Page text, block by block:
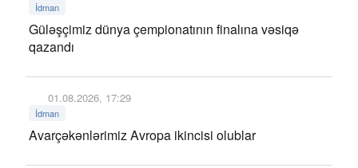
İdman
Güləşçimiz dünya çempionatının finalına vəsiqə
qazandı
01.08.2026, 17:29
İdman
Avarçəkənlərimiz Avropa ikincisi olublar